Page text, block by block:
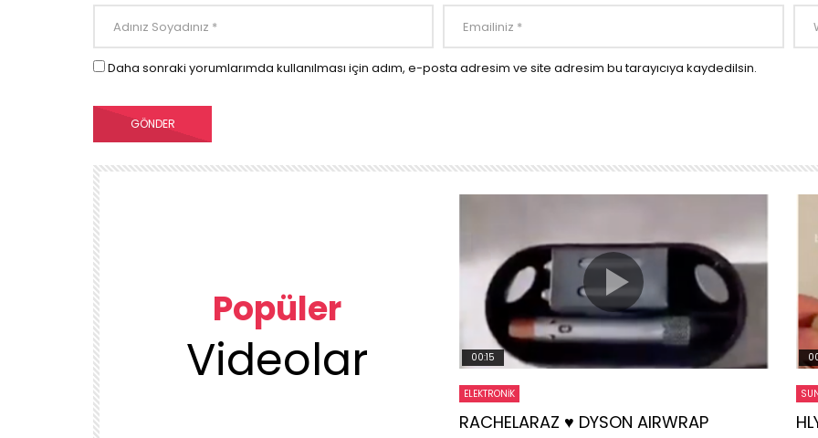
Daha sonraki yorumlarımda kullanılması için adım, e-posta adresim ve site adresim bu tarayıcıya kaydedilsin.
Popüler
Videolar 00:15
ELEKTRONIK
RACHELARAZ ♥️ DYSON AIRWRAP